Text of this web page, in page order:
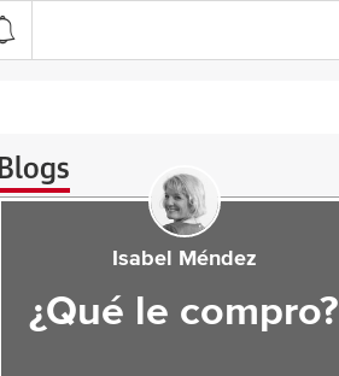
Blogs
Isabel Méndez
¿Qué le compro?